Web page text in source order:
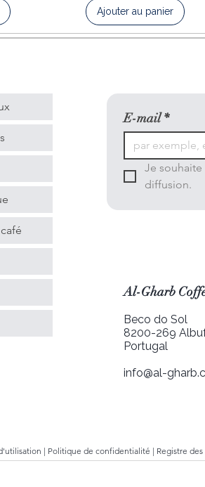
Ajouter au panier
E-mail *
Je
diffusion.
Al-Gharb
Beco do Sol
8200-269
Portugal
info@al-
| Politique de confidentialité | Registre